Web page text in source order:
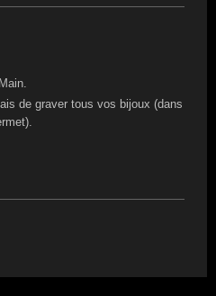
de graver tous vos bijoux (dans